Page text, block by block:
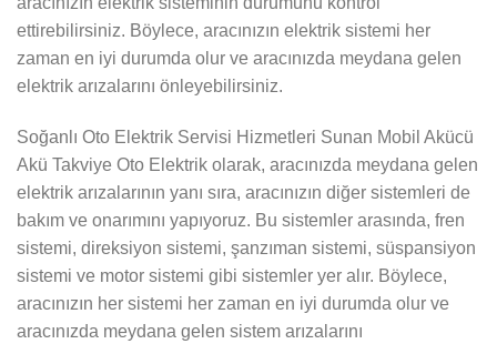
ettirebilirsiniz. Böylece, aracınızın elektrik sistemi her
zaman en iyi durumda olur ve aracınızda meydana gelen
elektrik arızalarını önleyebilirsiniz.
Soğanlı Oto Elektrik Servisi Hizmetleri Sunan Mobil Akücü
Akü Takviye Oto Elektrik olarak, aracınızda meydana gelen
elektrik arızalarının yanı sıra, aracınızın diğer sistemleri de
bakım ve onarımını yapıyoruz. Bu sistemler arasında, fren
sistemi, direksiyon sistemi, şanzıman sistemi, süspansiyon
sistemi ve motor sistemi gibi sistemler yer alır. Böylece,
aracınızın her sistemi her zaman en iyi durumda olur ve
aracınızda meydana gelen sistem arızalarını